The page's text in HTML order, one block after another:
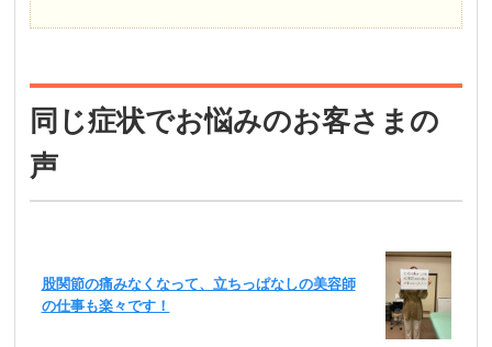
同じ症状でお悩みのお客さまの
声
股関節の痛みなくなって、立ちっぱなしの美容師
の仕事も楽々です！